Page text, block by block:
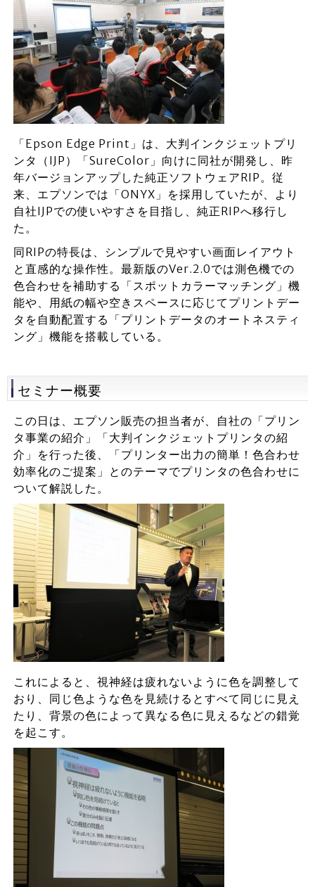
「Epson Edge Print」は、大判インクジェットプリ
ンタ（IJP）「SureColor」向けに同社が開発し、昨
年バージョンアップした純正ソフトウェアRIP。従
来、エプソンでは「ONYX」を採用していたが、より
自社IJPでの使いやすさを目指し、純正RIPへ移行し
た。
同RIPの特長は、シンプルで見やすい画面レイアウト
と直感的な操作性。最新版のVer.2.0では測色機での
色合わせを補助する「スポットカラーマッチング」機
能や、用紙の幅や空きスペースに応じてプリントデー
タを自動配置する「プリントデータのオートネスティ
ング」機能を搭載している。
セミナー概要
この日は、エプソン販売の担当者が、自社の「プリン
タ事業の紹介」「大判インクジェットプリンタの紹
介」を行った後、「プリンター出力の簡単！色合わせ
効率化のご提案」とのテーマでプリンタの色合わせに
ついて解説した。
これによると、視神経は疲れないように色を調整して
おり、同じ色ような色を見続けるとすべて同じに見え
たり、背景の色によって異なる色に見えるなどの錯覚
を起こす。